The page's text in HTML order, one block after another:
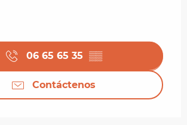
06 65 65 35 ▒▒
Contáctenos